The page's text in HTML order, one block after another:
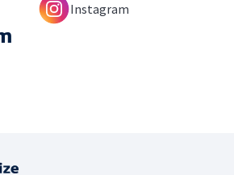
Instagram